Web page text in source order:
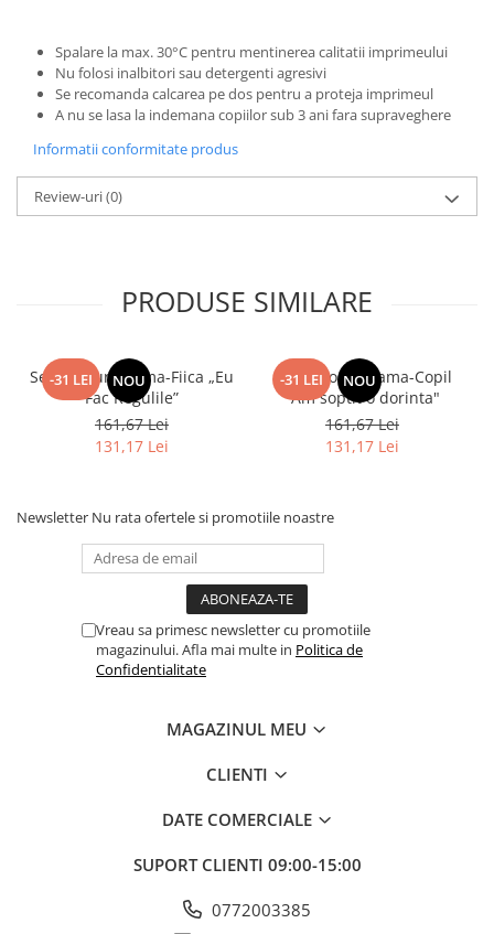
Spalare la max. 30°C pentru mentinerea calitatii imprimeului
Nu folosi inalbitori sau detergenti agresivi
Se recomanda calcarea pe dos pentru a proteja imprimeul
A nu se lasa la indemana copiilor sub 3 ani fara supraveghere
Informatii conformitate produs
Review-uri(0)
PRODUSE SIMILARE
-31 LEI NOU
Set Tricouri Mama-Fiica „Eu
Fac Regulile”
161,67 Lei
131,17 Lei
-31 LEI NOU
Set Tricouri Mama-Copil
"Am soptit o dorinta"
161,67 Lei
131,17 Lei
Newsletter Nu rata ofertele si promotiile noastre
Vreau sa primesc newsletter cu promotiile
magazinului. Afla mai multe in Politica de
Confidentialitate
MAGAZINUL MEU
CLIENTI
DATE COMERCIALE
SUPORT CLIENTI 09:00-15:00
0772003385